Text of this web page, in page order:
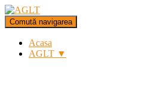
Comută navigarea
Acasa
AGLT ▼